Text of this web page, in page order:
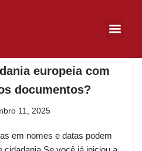
europeia com
documentos?
11, 2025
em nomes e datas podem